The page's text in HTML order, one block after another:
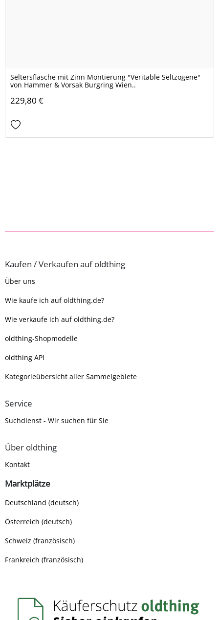
Seltersflasche mit Zinn Montierung "Veritable Seltzogene"
von Hammer & Vorsak Burgring Wien..
229,80 €
Kaufen / Verkaufen auf oldthing
Über uns
Wie kaufe ich auf oldthing.de?
Wie verkaufe ich auf oldthing.de?
oldthing-Shopmodelle
oldthing API
Kategorieübersicht aller Sammelgebiete
Service
Suchdienst - Wir suchen für Sie
Über oldthing
Kontakt
Marktplätze
Deutschland (deutsch)
Österreich (deutsch)
Schweiz (französisch)
Frankreich (französisch)